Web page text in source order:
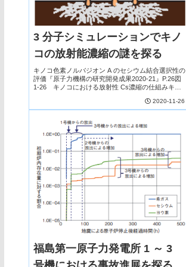
3 分子シミュレーションでキノ
コの放射能濃縮の謎を探る
キノコ色素ノルバジオン A のセシウム結合選択性の
評価『原子力機構の研究開発成果2020-21』P.26図
1-26 キノコにおける放射性 Cs濃縮の仕組みキノ
2020-11-26
福島第一原子力発電所 1 ～ 3